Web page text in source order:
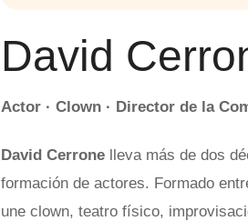
David
Actor · Clown · Director de la
David Cerrone lleva más de dos
formación de actores. Formado
une clown, teatro físico,